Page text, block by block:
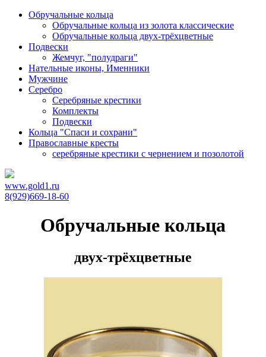
Обручальные кольца
Обручальные кольца из золота классические
Обручальные кольца двух-трёхцветные
Подвески
Жемчуг, "полудраги"
Нательные иконы, Именники
Мужчине
Серебро
Серебряные крестики
Комплекты
Подвески
Кольца "Спаси и сохрани"
Православные кресты
cеребряные крестики с чернением и позолотой
www.gold1.ru
8(929)669-18-60
Обручальные кольца
двух-трёхцветные